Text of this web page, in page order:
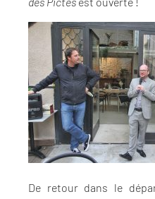
De retour dans le